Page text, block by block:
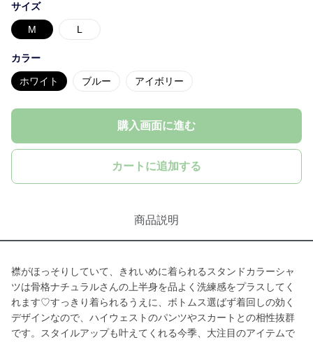
サイズ
M L
カラー
ホワイト ブルー アイボリー
購入画面に進む
カートに追加する
商品説明
襟がほっそりしていて、きれいめに着られるスタンドカラーシャ
ツは骨格ナチュラルさんの上半身を品よく洗練感をプラスしてく
れます♡すっきり着られるうえに、ボトムス選ばず着回しの効く
デザインなので、ハイウェストのパンツやスカートとの相性抜群
です。スタイルアップも叶えてくれる今季、大注目のアイテムで